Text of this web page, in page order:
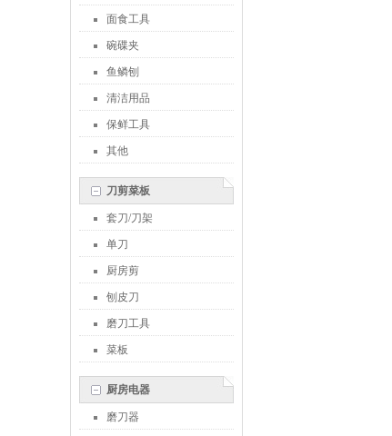
面食工具
碗碟夹
鱼鳞刨
清洁用品
保鲜工具
其他
刀剪菜板
套刀/刀架
单刀
厨房剪
刨皮刀
磨刀工具
菜板
厨房电器
磨刀器